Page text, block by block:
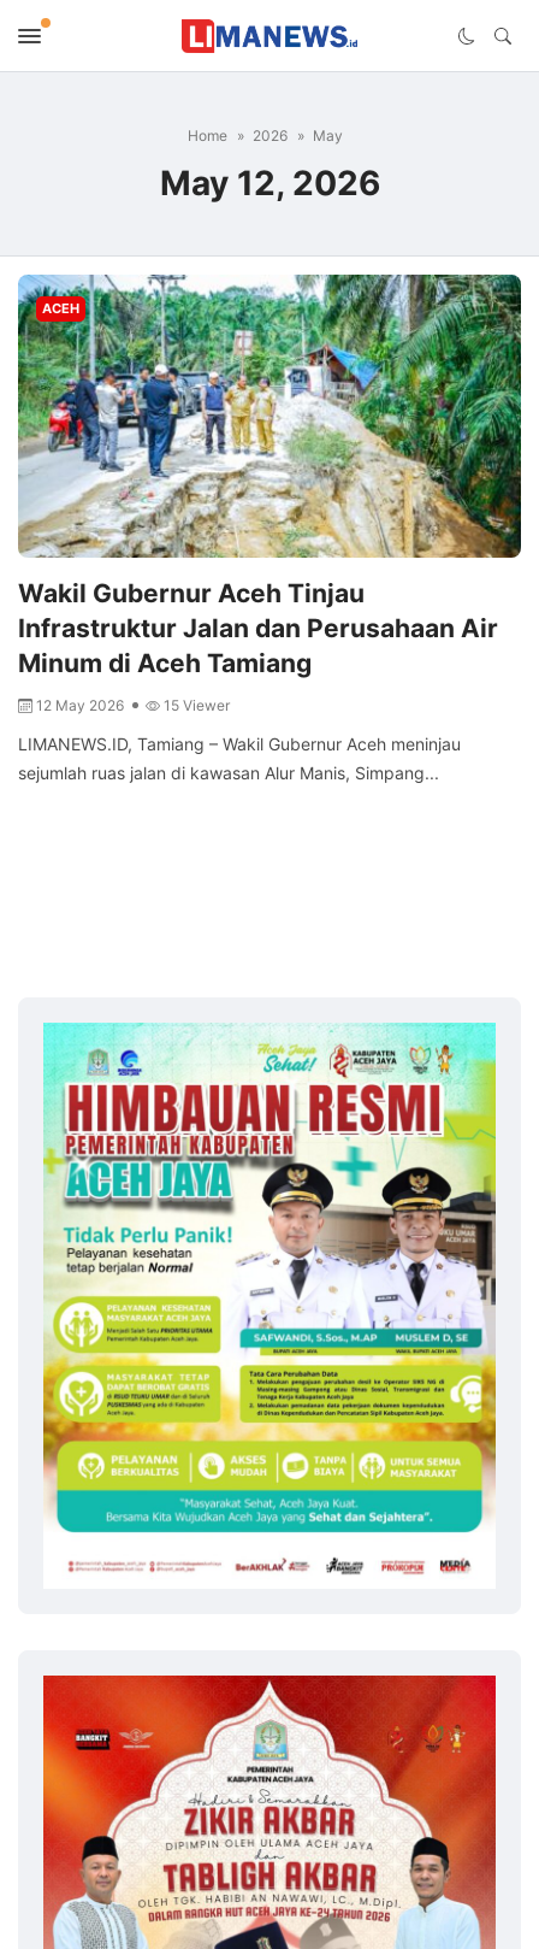
Home 2026 May
May 12, 2026
ACEH
Wakil Gubernur Aceh Tinjau
Infrastruktur Jalan dan Perusahaan Air
Minum di Aceh Tamiang
12 May 2026 15 Viewer
LIMANEWS.ID, Tamiang – Wakil Gubernur Aceh meninjau
sejumlah ruas jalan di kawasan Alur Manis, Simpang...